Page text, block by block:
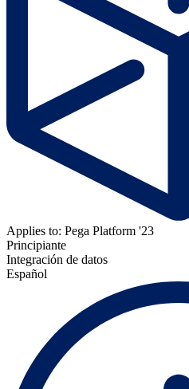
Applies to: Pega Platform '23
Principiante
Integración de datos
Español